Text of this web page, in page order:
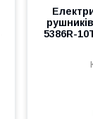
5386R-